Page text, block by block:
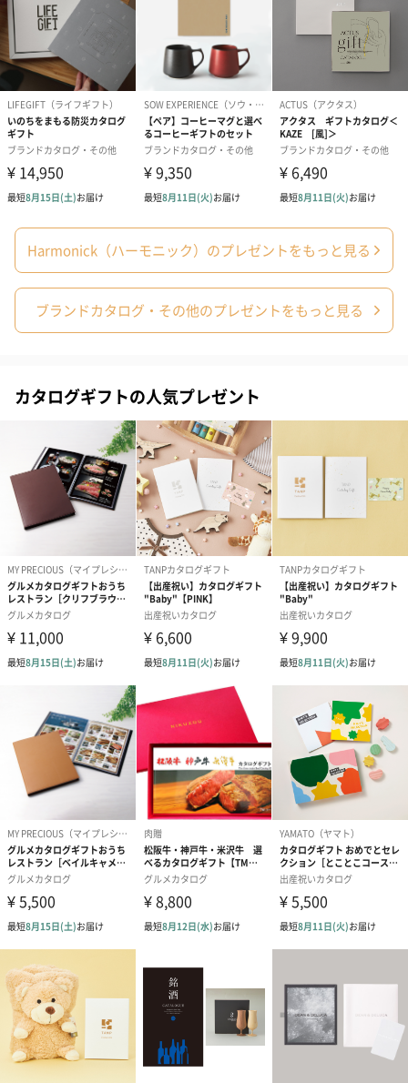
ゴールド（390円） ピンク（390円） グリーン（
のし
結婚祝い（御結婚御
祝）（110円）
出産祝い（御出産御
祝）（110円）
（110円）
出産祝いちょい足しギフト
出産祝いギフトへの＋αにおすすめです。お母様にもお子様にも嬉
しいギフトオプションをご用意いたしました。
商品と同梱してお届けいたします。
ノンカフェインフルー
ツティー（562円）
葉酸入りデカフェコー
ヒー（875円）
カフェインレ
ー（519円）
結婚祝いちょい足しギフト
結婚祝いギフトへの＋αにおすすめです。新生活を彩るギフトオプ
ションをご用意いたしました。
商品と同梱してお届けいたします。
Harmonick（ハーモニック）のプレゼントをもっと見る
ブランドカタログ・その他のプレゼントをもっと見る
カタログギフトの人気プレゼント